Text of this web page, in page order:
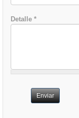
Detalle *
Enviar